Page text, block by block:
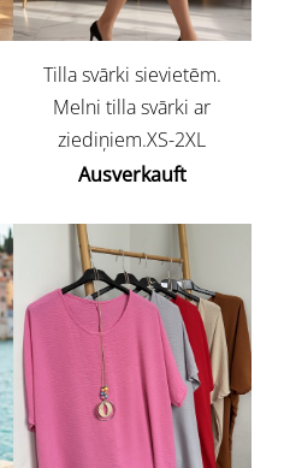
Tilla svārki sievietēm.
Melni tilla svārki ar
ziediņiem.XS-2XL
Ausverkauft